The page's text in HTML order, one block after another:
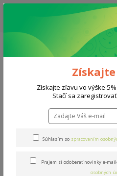
ZĽAVA: VŠETKY VYSTAVENÉ POSTELE
PODĽA VÝBERU / DODACIA LEHOTA
0908 777 700 Po-So: 10-18 hod.
Matrace Natura airgel
Natura airgel
Doprava ZADARMO
Získajte zľavu vo výške
Stačí sa
Súhlasím so spracovaním
Prajem si odoberať novinky e-
osobných